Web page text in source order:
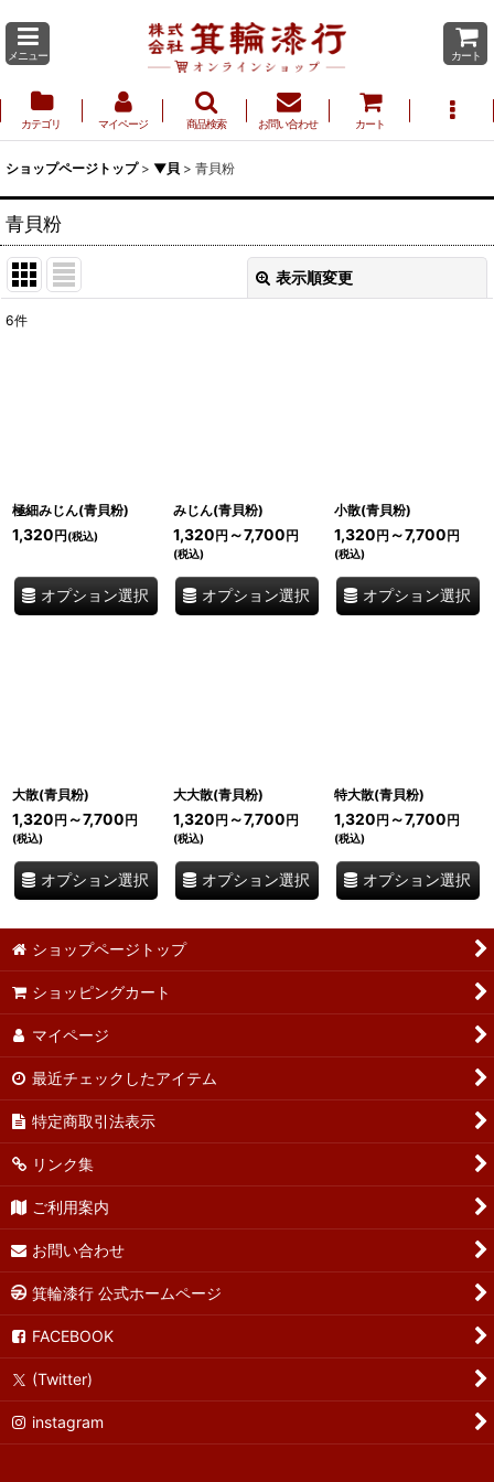
メニュー カート
カテゴリ マイページ 商品検索 お問い合わせ カート
ショップページトップ > ▼貝 > 青貝粉
青貝粉
表示順変更
6件
極細みじん(青貝粉)
1,320円(税込)
オプション選択
みじん(青貝粉)
1,320円 ～7,700円
(税込)
オプション選択
小散(青貝粉)
1,320円 ～7,700円
(税込)
オプション選択
大散(青貝粉)
1,320円 ～7,700円
(税込)
オプション選択
大大散(青貝粉)
1,320円 ～7,700円
(税込)
オプション選択
特大散(青貝粉)
1,320円 ～7,700円
(税込)
オプション選択
ショップページトップ
ショッピングカート
マイページ
最近チェックしたアイテム
特定商取引法表示
リンク集
ご利用案内
お問い合わせ
箕輪漆行 公式ホームページ
FACEBOOK
(Twitter)
instagram